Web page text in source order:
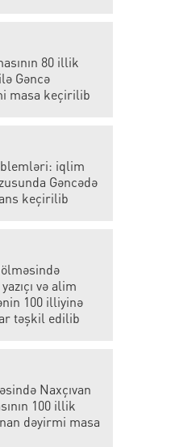
80 illik
Gəncə
masa keçirilib
iqlim
Gəncədə
keçirilib
və alim
100 illiyinə
təşkil edilib
Naxçıvan
100 illik
dəyirmi masa